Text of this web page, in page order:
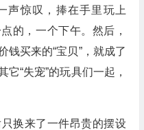
声惊叹，捧在手里玩上
的，一个下午。然后，
钱买来的“宝贝”，就成了
“失宠”的玩具们一起，
换来了一件昂贵的摆设